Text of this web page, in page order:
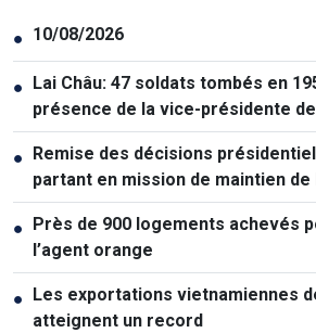
● 10/08/2026
●
Lai Châu: 47 soldats tombés en
présence de la vice-présidente de
nationale
●
Remise des décisions
partant en mission de maintien de
●
Près de 900 logements achevés
l’agent orange
●
Les exportations vietnamiennes
atteignent un record